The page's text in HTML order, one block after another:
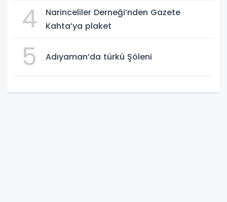
4
Narinceliler Derneği’nden Gazete
Kahta’ya plaket
5 Adıyaman’da türkü Şöleni